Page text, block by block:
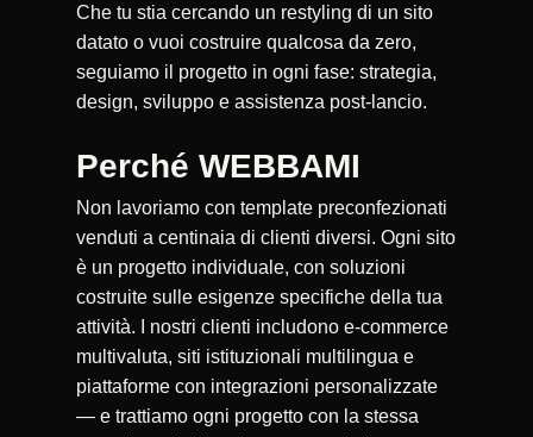
Che tu stia cercando un restyling di un sito
datato o vuoi costruire qualcosa da zero,
seguiamo il progetto in ogni fase: strategia,
design, sviluppo e assistenza post-lancio.
Perché WEBBAMI
Non lavoriamo con template preconfezionati
venduti a centinaia di clienti diversi. Ogni sito
è un progetto individuale, con soluzioni
costruite sulle esigenze specifiche della tua
attività. I nostri clienti includono e-commerce
multivaluta, siti istituzionali multilingua e
piattaforme con integrazioni personalizzate
— e trattiamo ogni progetto con la stessa